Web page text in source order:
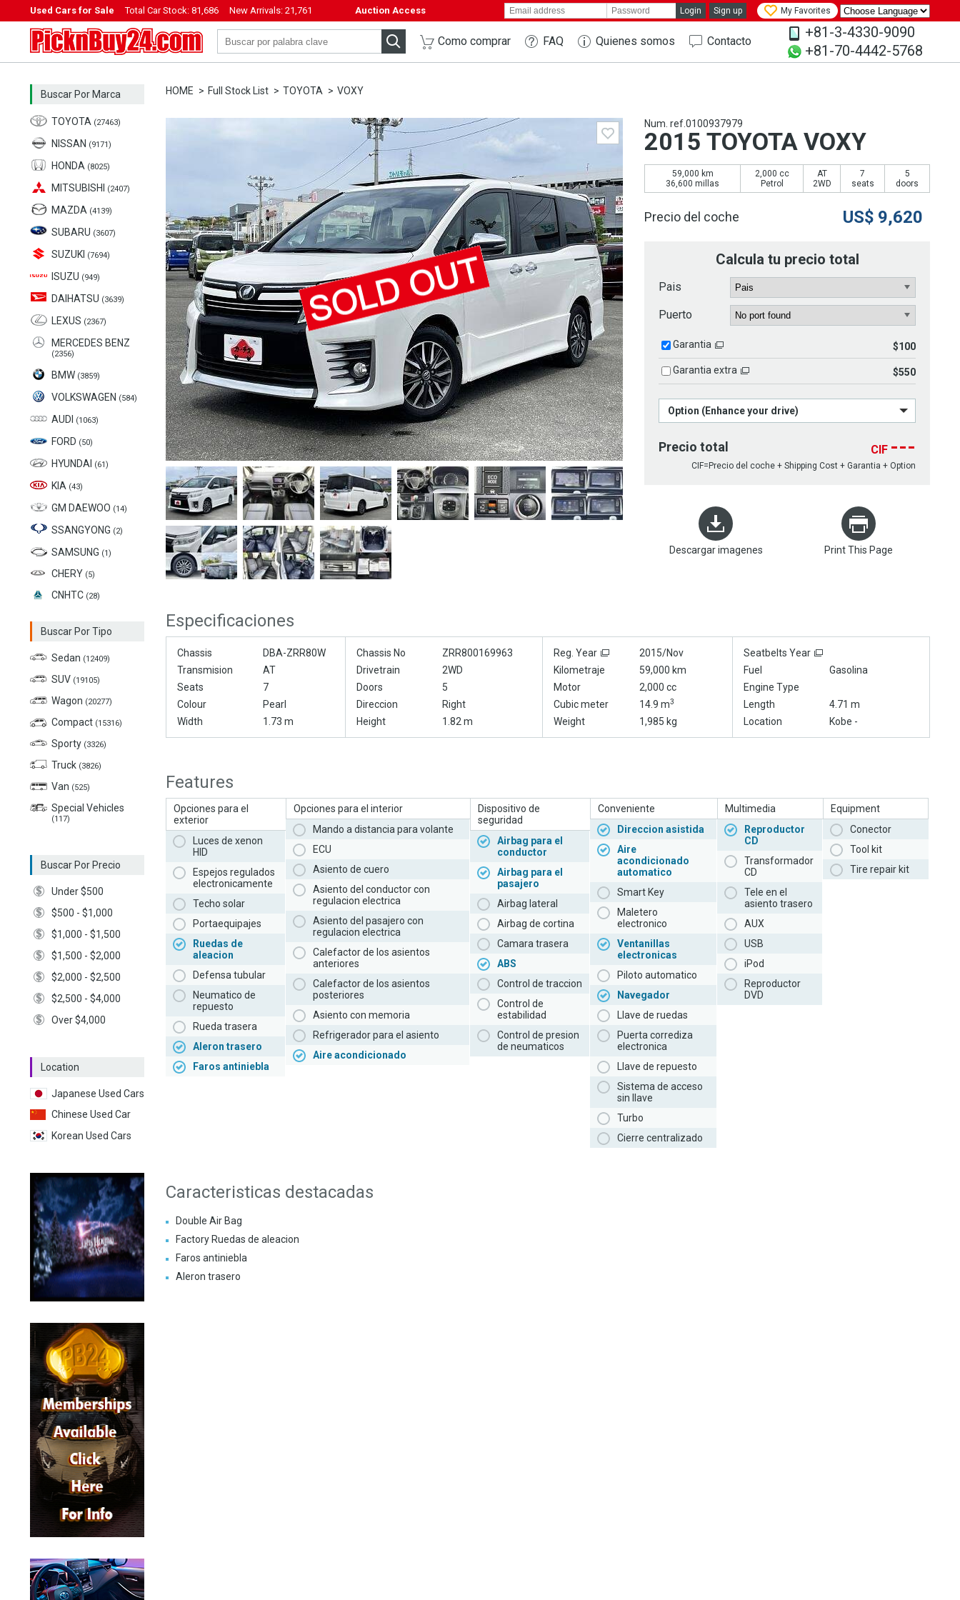
Used Cars for Sale Total Car Stock: 81,686 New Arrivals: 21,761 Auction Access Login Sign up My Favorites
PicknBuy24.com
Como comprar FAQ Quienes somos Contacto
+81-3-4330-9090
+81-70-4442-5768
Buscar Por Marca
TOYOTA (27463)
NISSAN (9171)
HONDA (8025)
MITSUBISHI (2407)
MAZDA (4139)
SUBARU (3607)
SUZUKI (7694)
ISUZU (949)
DAIHATSU (3639)
LEXUS (2367)
MERCEDES BENZ
(2356)
BMW (3859)
VOLKSWAGEN (584)
AUDI (1063)
FORD (50)
HYUNDAI (61)
KIA (43)
GM DAEWOO (14)
SSANGYONG (2)
SAMSUNG (1)
CHERY (5)
CNHTC (28)
Buscar Por Tipo
Sedan (12409)
SUV (19105)
Wagon (20277)
Compact (15316)
Sporty (3326)
Truck (3826)
Van (525)
Special Vehicles
(117)
Buscar Por Precio
Under $500
$500 - $1,000
$1,000 - $1,500
$1,500 - $2,000
$2,000 - $2,500
$2,500 - $4,000
Over $4,000
Location
Japanese Used Cars
Chinese Used Car
Korean Used Cars
HOME Full Stock List TOYOTA VOXY
Num. ref.0100937979
2015 TOYOTA VOXY
59,000 km
36,600 millas
2,000 cc
Petrol
AT
2WD
7
seats
5
doors
Precio del coche US$ 9,620
Calcula tu precio total
Pais
Puerto
Garantia $100
Garantia extra $550
Option (Enhance your drive)
Precio total CIF ---
CIF=Precio del coche + Shipping Cost + Garantia + Option
Descargar imagenes Print This Page
Especificaciones
Chassis DBA-ZRR80W Chassis No ZRR800169963 Reg. Year 2015/Nov
Seatbelts Year
Transmision
AT Drivetrain 2WD Kilometraje 59,000 km Fuel
Gasolina
Seats
7 Doors 5 Motor 2,000 cc
Engine Type
Colour
Pearl Direccion Right Cubic meter 14.9 m3 Length
4.71 m
Width
1.73 m Height 1.82 m Weight 1,985 kg Location Kobe -
Features
Opciones para el
exterior
Luces de xenon
HID
Espejos regulados
electronicamente
Techo solar
Portaequipajes
Ruedas de
aleacion
Defensa tubular
Neumatico de
repuesto
Rueda trasera
Aleron trasero
Faros antiniebla
Opciones para el interior
Mando a distancia para volante
ECU
Asiento de cuero
Asiento del conductor con
regulacion electrica
Asiento del pasajero con
regulacion electrica
Calefactor de los asientos
anteriores
Calefactor de los asientos
posteriores
Asiento con memoria
Refrigerador para el asiento
Aire acondicionado
Dispositivo de
seguridad
Airbag para el
conductor
Airbag para el
pasajero
Airbag lateral
Airbag de cortina
Camara trasera
ABS
Control de traccion
Control de
estabilidad
Control de presion
de neumaticos
Conveniente
Direccion asistida
Aire
acondicionado
automatico
Smart Key
Maletero
electronico
Ventanillas
electronicas
Piloto automatico
Navegador
Llave de ruedas
Puerta corrediza
electronica
Llave de repuesto
Sistema de acceso
sin llave
Turbo
Cierre centralizado
Multimedia
Reproductor
CD
Transformador
CD
Tele en el
asiento trasero
AUX
USB
iPod
Reproductor
DVD
Equipment
Conector
Tool kit
Tire repair kit
Caracteristicas destacadas
Double Air Bag
Factory Ruedas de aleacion
Faros antiniebla
Aleron trasero